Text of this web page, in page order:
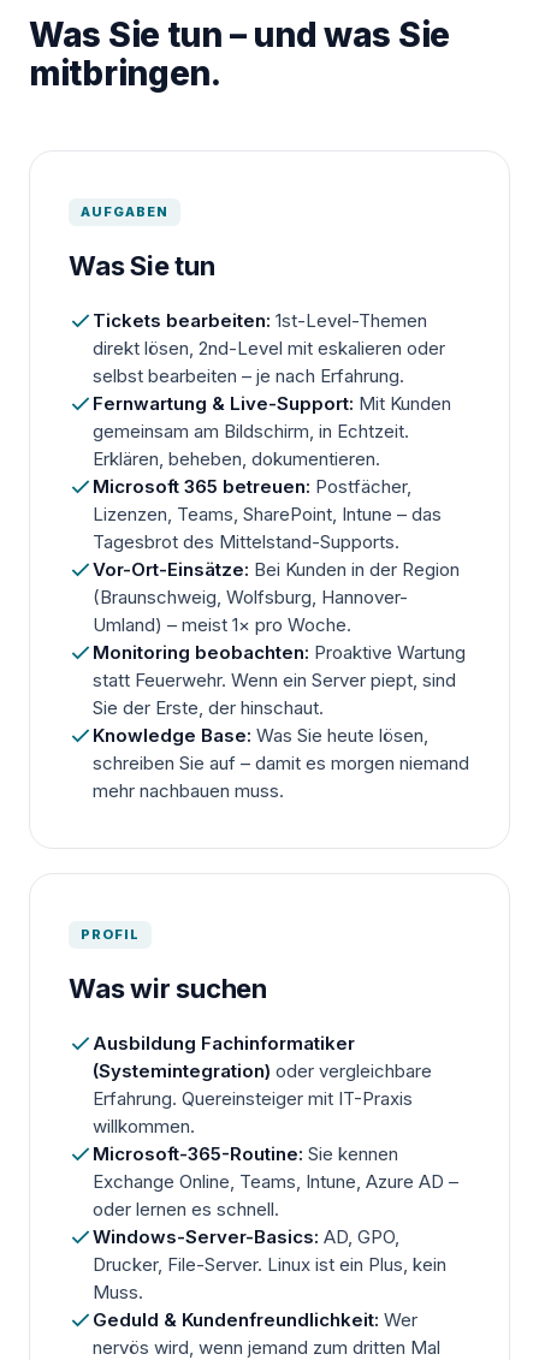
Was Sie tun – und was Sie
mitbringen.
AUFGABEN
Was Sie tun
Tickets bearbeiten: 1st-Level-Themen
direkt lösen, 2nd-Level mit eskalieren oder
selbst bearbeiten – je nach Erfahrung.
Fernwartung & Live-Support: Mit Kunden
gemeinsam am Bildschirm, in Echtzeit.
Erklären, beheben, dokumentieren.
Microsoft 365 betreuen: Postfächer,
Lizenzen, Teams, SharePoint, Intune – das
Tagesbrot des Mittelstand-Supports.
Vor-Ort-Einsätze: Bei Kunden in der Region
(Braunschweig, Wolfsburg, Hannover-
Umland) – meist 1× pro Woche.
Monitoring beobachten: Proaktive Wartung
statt Feuerwehr. Wenn ein Server piept, sind
Sie der Erste, der hinschaut.
Knowledge Base: Was Sie heute lösen,
schreiben Sie auf – damit es morgen niemand
mehr nachbauen muss.
PROFIL
Was wir suchen
Ausbildung Fachinformatiker
(Systemintegration) oder vergleichbare
Erfahrung. Quereinsteiger mit IT-Praxis
willkommen.
Microsoft-365-Routine: Sie kennen
Exchange Online, Teams, Intune, Azure AD –
oder lernen es schnell.
Windows-Server-Basics: AD, GPO,
Drucker, File-Server. Linux ist ein Plus, kein
Muss.
Geduld & Kundenfreundlichkeit: Wer
nervös wird, wenn jemand zum dritten Mal